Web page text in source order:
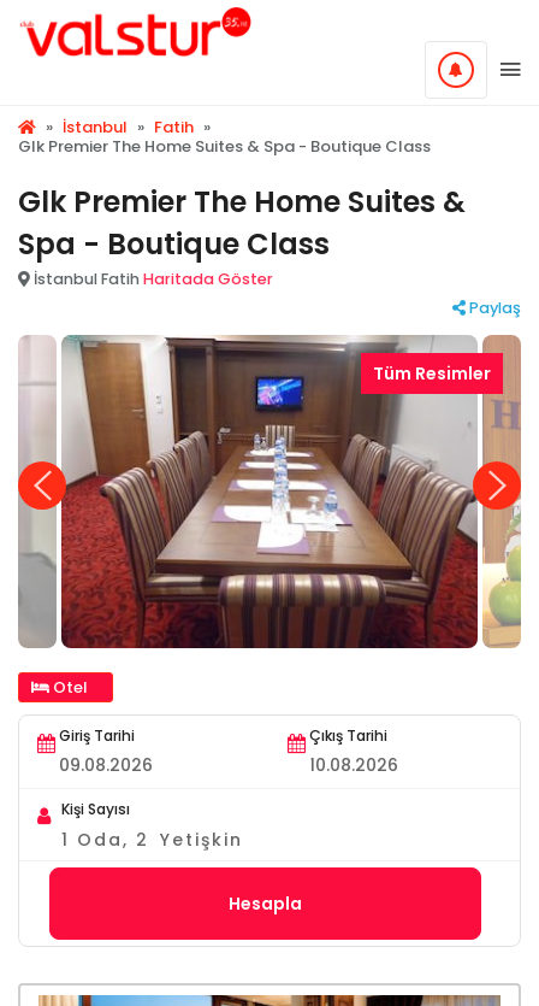
» İstanbul » Fatih »
Glk Premier The Home Suites & Spa - Boutique Class
Glk Premier The Home Suites &
Spa - Boutique Class
İstanbul Fatih Haritada Göster
Paylaş
Tüm Resimler
Otel
Giriş Tarihi Çıkış Tarihi
Kişi Sayısı
1 Oda, 2 Yetişkin
Hesapla